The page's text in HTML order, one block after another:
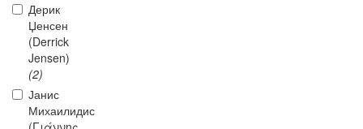
Дерик
Џенсен
(Derrick
Jensen)
(2)
Јанис
Михаилидис